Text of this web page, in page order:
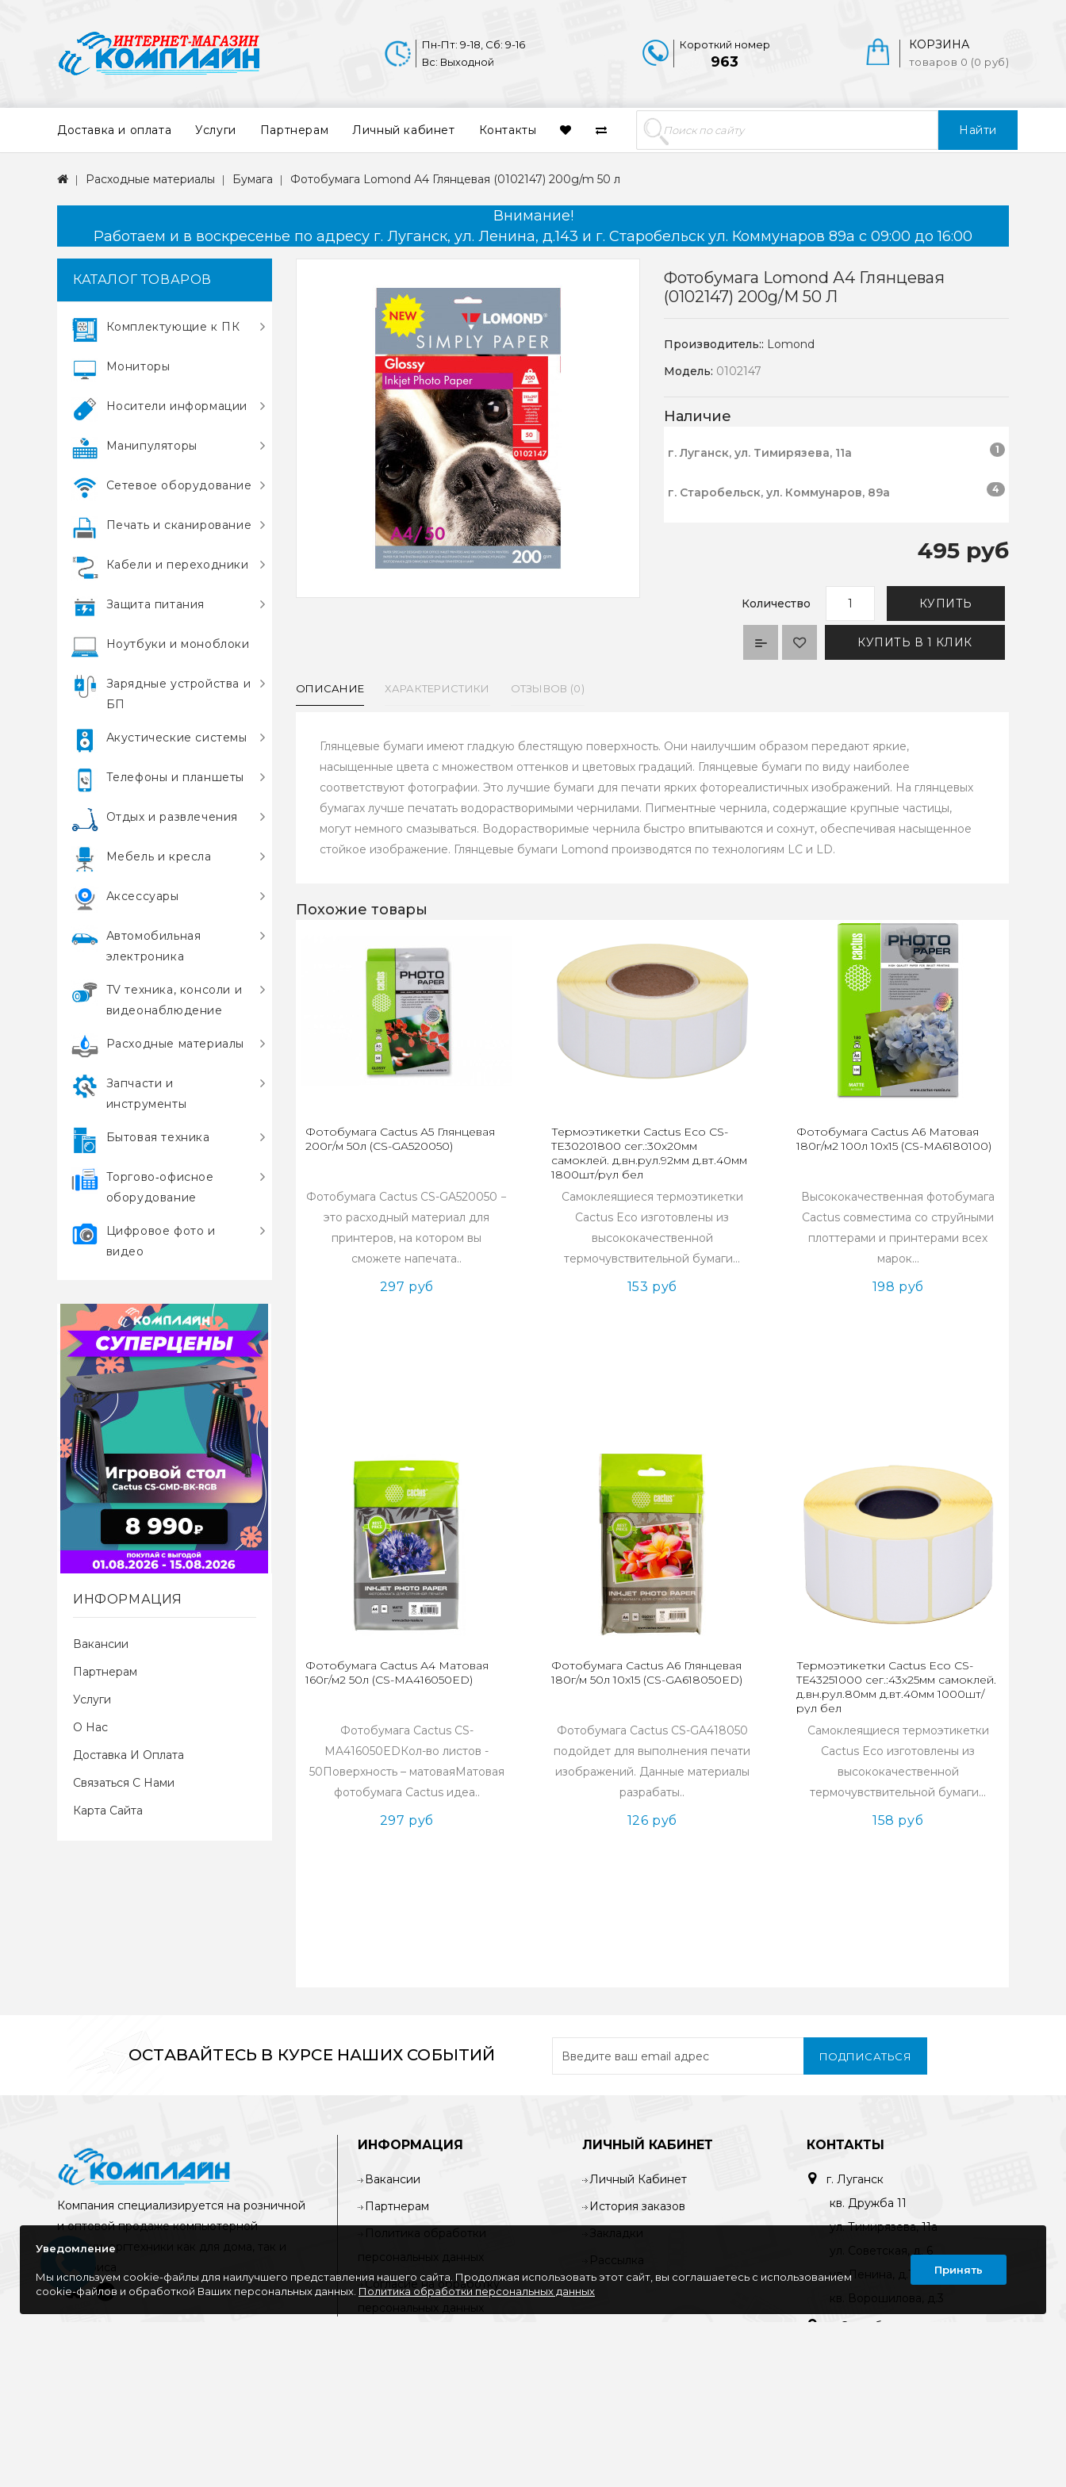
Найти
КОРЗИНА
товаров 0 (0 руб)
Короткий номер
963
Пн-Пт: 9-18, Сб: 9-16
Вс: Выходной
Доставка и оплата Услуги Партнерам Личный кабинет Контакты
Расходные материалы Бумага Фотобумага Lomond А4 Глянцевая (0102147) 200g/m 50 л
Внимание!
Работаем и в воскресенье по адресу г. Луганск, ул. Ленина, д.143 и г. Старобельск ул. Коммунаров 89а с 09:00 до 16:00
КАТАЛОГ ТОВАРОВ
Комплектующие к ПК
Мониторы
Носители информации
Манипуляторы
Сетевое оборудование
Печать и сканирование
Кабели и переходники
Защита питания
Ноутбуки и моноблоки
Зарядные устройства и
БП
Акустические системы
Телефоны и планшеты
Отдых и развлечения
Мебель и кресла
Аксессуары
Автомобильная
электроника
TV техника, консоли и
видеонаблюдение
Расходные материалы
Запчасти и
инструменты
Бытовая техника
Торгово‑офисное
оборудование
Цифровое фото и
видео
ИНФОРМАЦИЯ
Вакансии
Партнерам
Услуги
О Нас
Доставка И Оплата
Связаться С Нами
Карта Сайта
Фотобумага Lomond А4 Глянцевая
(0102147) 200g/m 50 Л
Производитель:: Lomond
Модель: 0102147
Наличие
г. Луганск, ул. Тимирязева, 11а 1
г. Старобельск, ул. Коммунаров, 89а 4
495 руб
Количество КУПИТЬ
КУПИТЬ В 1 КЛИК
ОПИСАНИЕ ХАРАКТЕРИСТИКИ ОТЗЫВОВ (0)
Глянцевые бумаги имеют гладкую блестящую поверхность. Они наилучшим образом передают яркие,
насыщенные цвета с множеством оттенков и цветовых градаций. Глянцевые бумаги по виду наиболее
соответствуют фотографии. Это лучшие бумаги для печати ярких фотореалистичных изображений. На глянцевых
бумагах лучше печатать водорастворимыми чернилами. Пигментные чернила, содержащие крупные частицы,
могут немного смазываться. Водорастворимые чернила быстро впитываются и сохнут, обеспечивая насыщенное
стойкое изображение. Глянцевые бумаги Lomond производятся по технологиям LС и LD.
Похожие товары
Фотобумага Cactus А5 Глянцевая
200г/м 50л (CS-GA520050)
Фотобумага Cactus CS-GA520050 −
это расходный материал для
принтеров, на котором вы
сможете напечата..
297 руб
Термоэтикетки Cactus Eco CS-
TE30201800 сег.:30x20мм
самоклей. д.вн.рул.92мм д.вт.40мм
1800шт/рул бел
Самоклеящиеся термоэтикетки
Cactus Eco изготовлены из
высококачественной
термочувствительной бумаги...
153 руб
Фотобумага Cactus А6 Матовая
180г/м2 100л 10x15 (CS-MA6180100)
Высококачественная фотобумага
Cactus совместима со струйными
плоттерами и принтерами всех
марок...
198 руб
Фотобумага Cactus А4 Матовая
160г/м2 50л (CS-MA416050ED)
Фотобумага Cactus CS-
MA416050EDКол-во листов -
50Поверхность – матоваяМатовая
фотобумага Cactus идеа..
297 руб
Фотобумага Cactus А6 Глянцевая
180г/м 50л 10x15 (CS-GA618050ED)
Фотобумага Cactus CS-GA418050
подойдет для выполнения печати
изображений. Данные материалы
разрабаты..
126 руб
Термоэтикетки Cactus Eco CS-
TE43251000 сег.:43x25мм самоклей.
д.вн.рул.80мм д.вт.40мм 1000шт/
рул бел
Самоклеящиеся термоэтикетки
Cactus Eco изготовлены из
высококачественной
термочувствительной бумаги...
158 руб
ОСТАВАЙТЕСЬ В КУРСЕ НАШИХ СОБЫТИЙ ПОДПИСАТЬСЯ
Компания специализируется на розничной
и оптовой продаже компьютерной
техники, оргтехники как для дома, так и
для офиса
ИНФОРМАЦИЯ
Вакансии
Партнерам
Политика обработки
персональных данных
Согласие на обработку
персональных данных
ЛИЧНЫЙ КАБИНЕТ
Личный Кабинет
История заказов
Закладки
Рассылка
КОНТАКТЫ
г. Луганск
кв. Дружба 11
ул. Тимирязева, 11а
ул. Советская, д. 6
ул. Ленина, д.143
кв. Ворошилова, д.3
г. Старобельск
Уведомление
Мы используем cookie-файлы для наилучшего представления нашего сайта. Продолжая использовать этот сайт, вы соглашаетесь с использованием
cookie-файлов и обработкой Ваших персональных данных. Политика обработки персональных данных
Принять